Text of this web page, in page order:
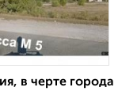
в черте города